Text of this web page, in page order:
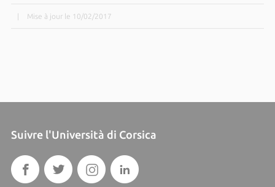
Mise à jour le 10/02/2017
Suivre l'Università di Corsica